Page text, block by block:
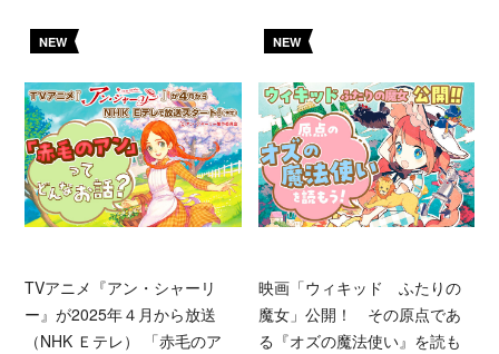
NEW
TVアニメ『アン・シャーリ
ー』が2025年４月から放送
（NHK Ｅテレ） 「赤毛のア
NEW
映画「ウィキッド ふたりの
魔女」公開！ その原点であ
る『オズの魔法使い』を読も